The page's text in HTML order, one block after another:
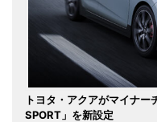
トヨタ・アクアがマイナー
SPORT」を新設定